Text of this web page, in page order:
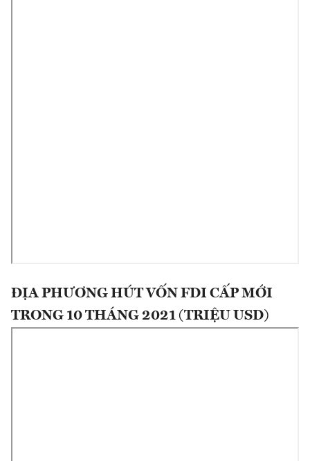
ĐỊA PHƯƠNG HÚT VỐN FDI CẤP MỚI
TRONG 10 THÁNG 2021 (TRIỆU USD)